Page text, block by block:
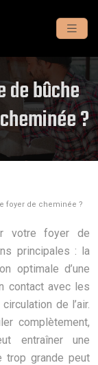
de bûche
?
foyer de cheminée ?
votre foyer de
principales : la
optimale d’une
contact avec les
de l’air.
complètement,
entraîner une
trop grande peut